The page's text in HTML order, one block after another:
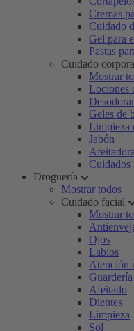
Cremas
Cuidado
Gel para
Pastas
Cuidado
Mostrar
Lociones
Geles de
Limpieza
Jabón
Cuidados
Droguería
Mostrar todos
Cuidado facial
Mostrar
Ojos
Labios
Atención
Guardería
Afeitado
Dientes
Limpieza
Sol